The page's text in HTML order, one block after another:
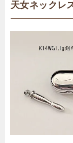
天女ネックレ